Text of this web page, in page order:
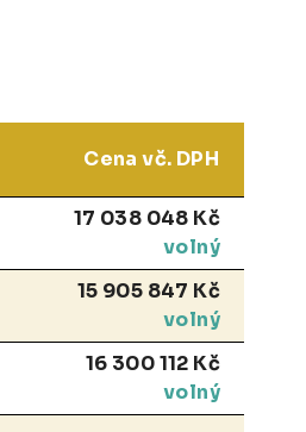
Cena vč. DPH
17 038 048 Kč
volný
15 905 847 Kč
volný
16 300 112 Kč
volný